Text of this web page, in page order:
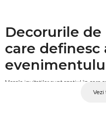
Decorurile de
care definesc
Mesele invitaților sunt spațiul în care
evenimentului. Aranjamentele florale
Vezi